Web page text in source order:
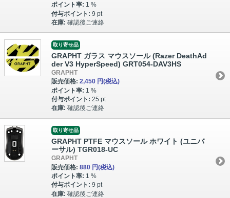
ポイント率: 1 %
付与ポイント: 9 pt
在庫: 確認後ご連絡
取り寄せ品
GRAPHT ガラス マウスソール (Razer DeathAd
der V3 HyperSpeed) GRT054-DAV3HS
GRAPHT
販売価格: 2,450 円(税込)
ポイント率: 1 %
付与ポイント: 25 pt
在庫: 確認後ご連絡
取り寄せ品
GRAPHT PTFE マウスソール ホワイト (ユニバ
ーサル) TGR018-UC
GRAPHT
販売価格: 880 円(税込)
ポイント率: 1 %
付与ポイント: 9 pt
在庫: 確認後ご連絡